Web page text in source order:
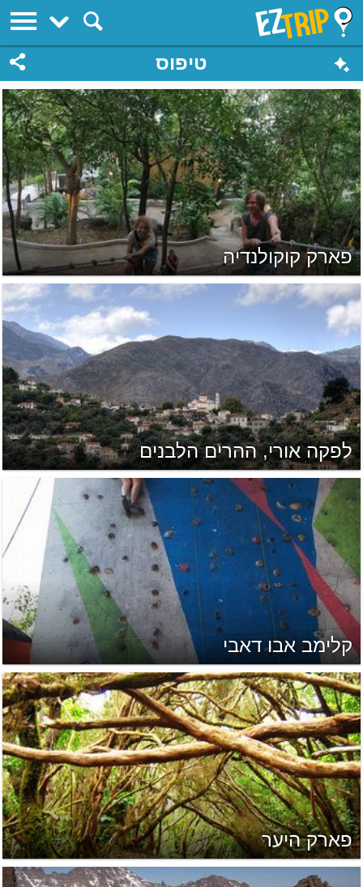
EZTrip
טיפוס
פארק קוקולנדיה
לפקה אורי, ההרים הלבנים
קלימב אבו דאבי
פארק היער